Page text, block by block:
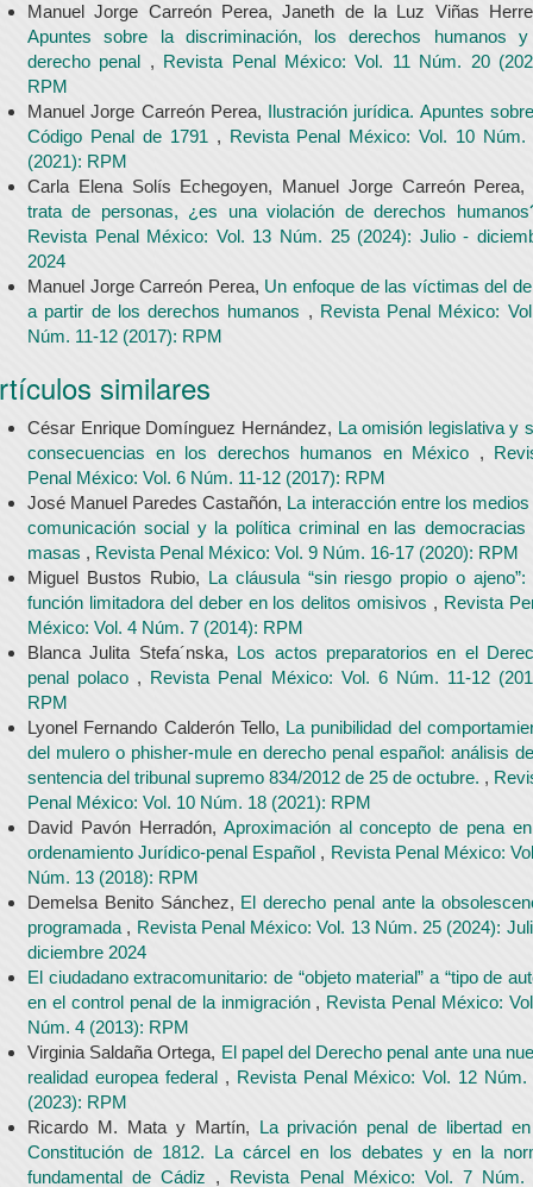
Manuel Jorge Carreón Perea, Janeth de la Luz Viñas
Apuntes sobre la discriminación, los derechos humanos
derecho penal , Revista Penal México: Vol. 11 Núm. 20
RPM
Manuel Jorge Carreón Perea, Ilustración jurídica. Apuntes
Código Penal de 1791 , Revista Penal México: Vol. 10 Núm.
(2021): RPM
Carla Elena Solís Echegoyen, Manuel Jorge Carreón Perea,
trata de personas, ¿es una violación de derechos
Revista Penal México: Vol. 13 Núm. 25 (2024): Julio -
2024
Manuel Jorge Carreón Perea, Un enfoque de las víctimas del
a partir de los derechos humanos , Revista Penal México:
Núm. 11-12 (2017): RPM
similares
César Enrique Domínguez Hernández, La omisión legislativa y
consecuencias en los derechos humanos en México ,
Penal México: Vol. 6 Núm. 11-12 (2017): RPM
José Manuel Paredes Castañón, La interacción entre los medios
comunicación social y la política criminal en las democracias
masas , Revista Penal México: Vol. 9 Núm. 16-17 (2020): RPM
Miguel Bustos Rubio, La cláusula “sin riesgo propio o ajeno”:
función limitadora del deber en los delitos omisivos , Revista
México: Vol. 4 Núm. 7 (2014): RPM
Blanca Julita Stefa´nska, Los actos preparatorios en el
penal polaco , Revista Penal México: Vol. 6 Núm. 11-12
RPM
Lyonel Fernando Calderón Tello, La punibilidad del
del mulero o phisher-mule en derecho penal español: análisis
sentencia del tribunal supremo 834/2012 de 25 de octubre. ,
Penal México: Vol. 10 Núm. 18 (2021): RPM
David Pavón Herradón, Aproximación al concepto de pena
ordenamiento Jurídico-penal Español , Revista Penal México:
Núm. 13 (2018): RPM
Demelsa Benito Sánchez, El derecho penal ante la
programada , Revista Penal México: Vol. 13 Núm. 25 (2024):
diciembre 2024
El ciudadano extracomunitario: de “objeto material” a “tipo de
en el control penal de la inmigración , Revista Penal México:
Núm. 4 (2013): RPM
Virginia Saldaña Ortega, El papel del Derecho penal ante una
realidad europea federal , Revista Penal México: Vol. 12 Núm.
(2023): RPM
Ricardo M. Mata y Martín, La privación penal de libertad
Constitución de 1812. La cárcel en los debates y en la
fundamental de Cádiz , Revista Penal México: Vol. 7 Núm.